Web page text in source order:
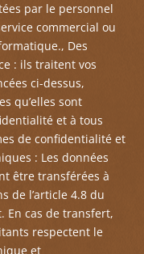
par le personnel
commercial ou
Des
: ils traitent vos
ci-dessus,
qu’elles sont
et à tous
de confidentialité et
: Les données
être transférées à
de l’article 4.8 du
En cas de transfert,
respectent le
et